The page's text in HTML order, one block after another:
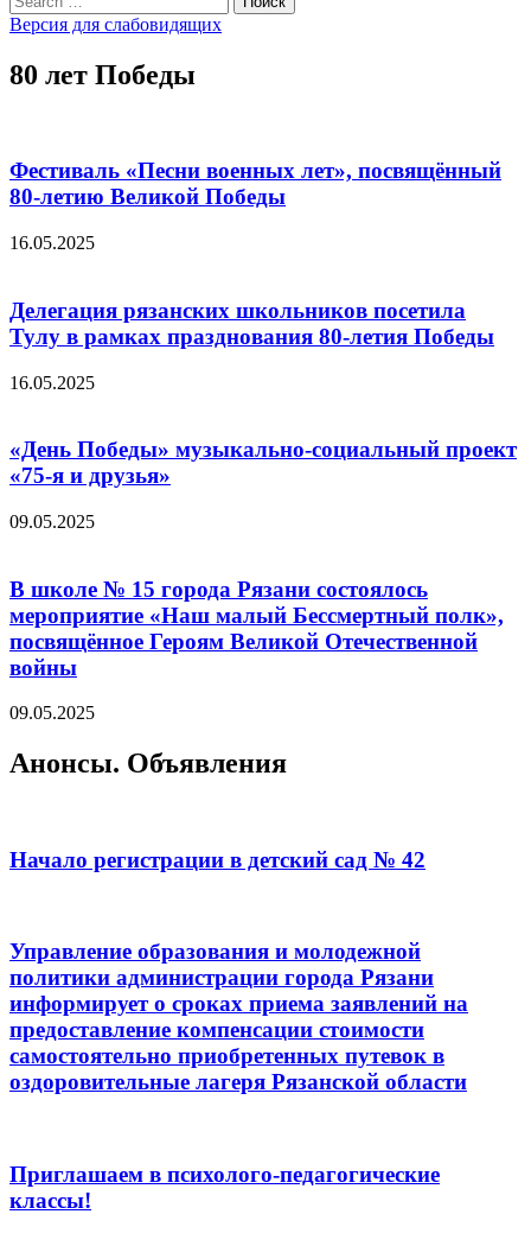
for:
Версия для слабовидящих
80 лет Победы
Фестиваль «Песни военных лет», посвящённый
80-летию Великой Победы
16.05.2025
Делегация рязанских школьников посетила
Тулу в рамках празднования 80-летия Победы
16.05.2025
«День Победы» музыкально-социальный проект
«75-я и друзья»
09.05.2025
В школе № 15 города Рязани состоялось
мероприятие «Наш малый Бессмертный полк»,
посвящённое Героям Великой Отечественной
войны
09.05.2025
Анонсы. Объявления
Начало регистрации в детский сад № 42
Управление образования и молодежной
политики администрации города Рязани
информирует о сроках приема заявлений на
предоставление компенсации стоимости
самостоятельно приобретенных путевок в
оздоровительные лагеря Рязанской области
Приглашаем в психолого-педагогические
классы!